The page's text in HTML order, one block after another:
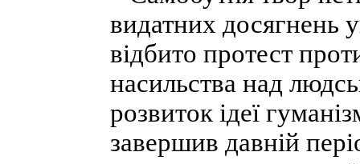
видатних досягнень
відбито протест
насильства над
розвиток ідеї
завершив давній